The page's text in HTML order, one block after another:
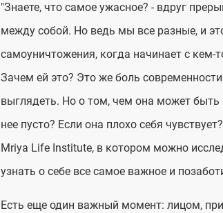
"Знаете, что самое ужасное? - вдруг
между собой. Но ведь мы все разные, и
самоуничтожения, когда начинает с кем-
Зачем ей это? Это же боль
выглядеть. Но о том, чем она может быть
нее пусто? Если она плохо себя
Mriya Life Institute, в котором можно
узнать о себе все самое важное и
Есть еще один важный момент: лицом,